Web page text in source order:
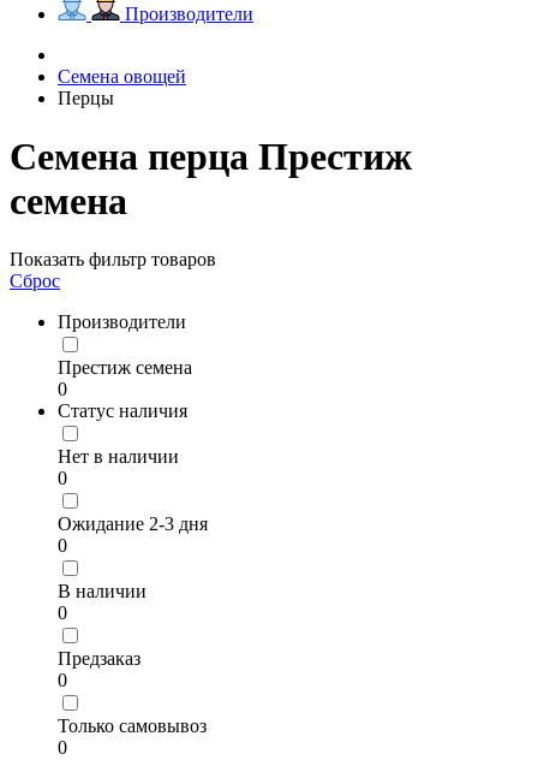
Производители
Семена овощей
Перцы
Семена перца Престиж
семена
Показать фильтр товаров
Сброс
Производители
Престиж семена
0
Статус наличия
Нет в наличии
0
Ожидание 2-3 дня
0
В наличии
0
Предзаказ
0
Только самовывоз
0